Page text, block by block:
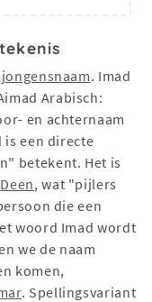
jongensnaam. Imad
Arabisch:
een directe
betekent. Het is
Deen, wat "pijlers
die een
woord Imad wordt
we de naam
komen,
. Spellingsvariant